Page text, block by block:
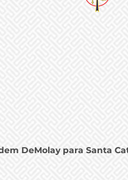
DeMolay para Santa